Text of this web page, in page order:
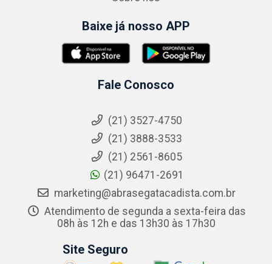
Baixe já nosso APP
Fale Conosco
(21) 3527-4750
(21) 3888-3533
(21) 2561-8605
(21) 96471-2691
marketing@abrasegatacadista.com.br
Atendimento de segunda a sexta-feira das
08h às 12h e das 13h30 às 17h30
Site Seguro